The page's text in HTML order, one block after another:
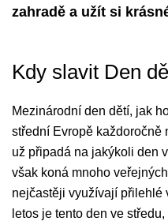
zahradě a užít si
Kdy slavit Den
Mezinárodní den dětí, jak
střední Evropě každoročně
už připadá na jakýkoli den
však koná mnoho
nejčastěji využívají přilehlé
letos je tento den ve